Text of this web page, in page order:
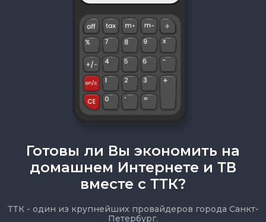
Готовы ли Вы экономить на
домашнем Интернете и ТВ
вместе с ТТК?
ТТК - один из крупнейших провайдеров города Санкт-
Петербург.